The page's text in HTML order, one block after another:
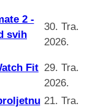
2 -
svih
30. Tra.
2026.
Fit 29. Tra.
2026.
21. Tra.